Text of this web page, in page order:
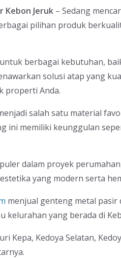
Kebon Jeruk – Sedang
pilihan produk
berbagai kebutuhan,
solusi atap yang
properti Anda.
salah satu material
ini memiliki keunggulan
dalam proyek
yang modern serta
menjual genteng metal
kelurahan yang berada di
Kepa, Kedoya Selatan,